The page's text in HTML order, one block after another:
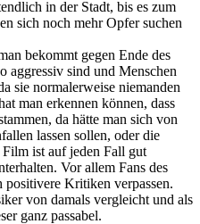
in der Stadt, bis es zum
sich noch mehr Opfer suchen
bekommt gegen Ende des
aggressiv sind und Menschen
sie normalerweise niemanden
man erkennen können, dass
da hätte man sich von
lassen sollen, oder die
Film ist auf jeden Fall gut
Vor allem Fans des
Kritiken verpassen.
von damals vergleicht und als
ganz passabel.